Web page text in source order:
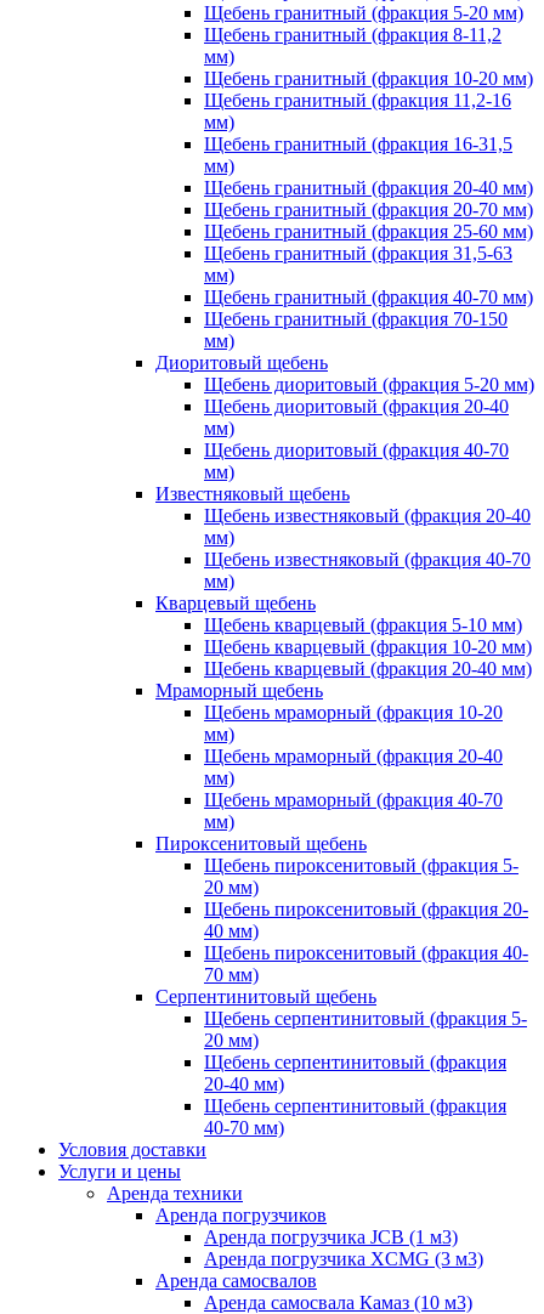
Щебень гранитный (фракция 5-20 мм)
Щебень гранитный (фракция 8-11,2
мм)
Щебень гранитный (фракция 10-20 мм)
Щебень гранитный (фракция 11,2-16
мм)
Щебень гранитный (фракция 16-31,5
мм)
Щебень гранитный (фракция 20-40 мм)
Щебень гранитный (фракция 20-70 мм)
Щебень гранитный (фракция 25-60 мм)
Щебень гранитный (фракция 31,5-63
мм)
Щебень гранитный (фракция 40-70 мм)
Щебень гранитный (фракция 70-150
мм)
Диоритовый щебень
Щебень диоритовый (фракция 5-20 мм)
Щебень диоритовый (фракция 20-40
мм)
Щебень диоритовый (фракция 40-70
мм)
Известняковый щебень
Щебень известняковый (фракция 20-40
мм)
Щебень известняковый (фракция 40-70
мм)
Кварцевый щебень
Щебень кварцевый (фракция 5-10 мм)
Щебень кварцевый (фракция 10-20 мм)
Щебень кварцевый (фракция 20-40 мм)
Мраморный щебень
Щебень мраморный (фракция 10-20
мм)
Щебень мраморный (фракция 20-40
мм)
Щебень мраморный (фракция 40-70
мм)
Пироксенитовый щебень
Щебень пироксенитовый (фракция 5-
20 мм)
Щебень пироксенитовый (фракция 20-
40 мм)
Щебень пироксенитовый (фракция 40-
70 мм)
Серпентинитовый щебень
Щебень серпентинитовый (фракция 5-
20 мм)
Щебень серпентинитовый (фракция
20-40 мм)
Щебень серпентинитовый (фракция
40-70 мм)
Условия доставки
Услуги и цены
Аренда техники
Аренда погрузчиков
Аренда погрузчика JCB (1 м3)
Аренда погрузчика XCMG (3 м3)
Аренда самосвалов
Аренда самосвала Камаз (10 м3)